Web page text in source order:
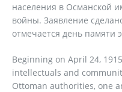
населения в Османской
войны. Заявление
отмечается день памяти
Beginning on April 24,
intellectuals and
Ottoman authorities, one